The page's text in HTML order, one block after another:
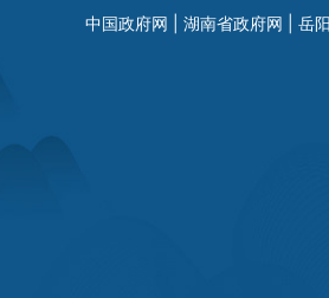
中国政府网 湖南省政府网 岳